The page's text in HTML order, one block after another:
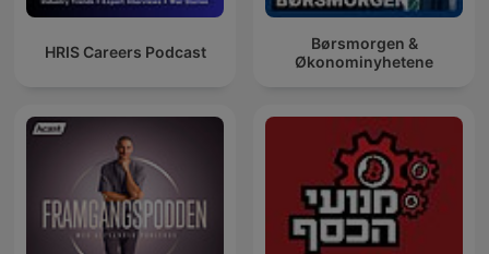
HRIS Careers Podcast
Børsmorgen &
Økonominyhetene